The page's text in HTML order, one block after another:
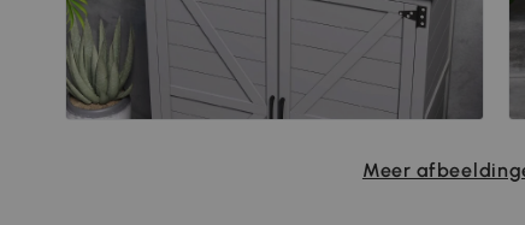
Meer